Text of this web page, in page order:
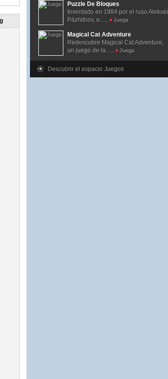
Puzzle De Bloques
Inventado en 1984 por el ruso Alekséi
Pázhitnov, e......
Juega
Magical Cat Adventure
Redescubre Magical Cat Adventure,
un juego de la......
Juega
Descubrir el espacio Juegos